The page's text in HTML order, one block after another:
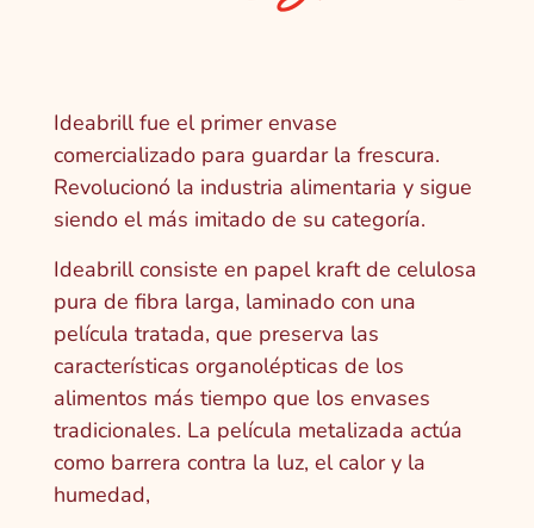
Ideabrill fue el primer envase
comercializado para guardar la frescura.
Revolucionó la industria alimentaria y sigue
siendo el más imitado de su categoría.
Ideabrill consiste en papel kraft de celulosa
pura de fibra larga, laminado con una
película tratada, que preserva las
características organolépticas de los
alimentos más tiempo que los envases
tradicionales. La película metalizada actúa
como barrera contra la luz, el calor y la
humedad,